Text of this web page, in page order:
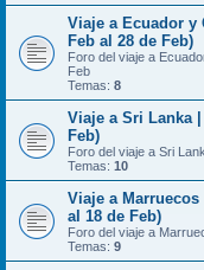
Viaje a Ecuador y
Feb al 28 de Feb)
Foro del viaje a
Feb
Temas: 8
Viaje a Sri Lanka
Feb)
Foro del viaje a Sri
Temas: 10
Viaje a
al 18 de Feb)
Foro del viaje a
Temas: 9